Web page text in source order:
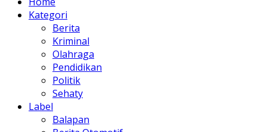
Kategori
Berita
Kriminal
Olahraga
Pendidikan
Politik
Sehaty
Label
Balapan